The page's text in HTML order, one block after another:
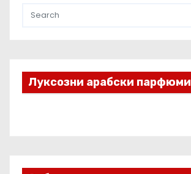
Луксозни арабски парфюми